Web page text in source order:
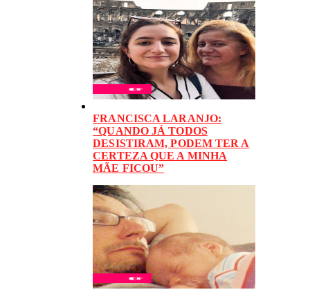
FRANCISCA LARANJO:
“QUANDO JÁ TODOS
DESISTIRAM, PODEM TER A
CERTEZA QUE A MINHA
MÃE FICOU”